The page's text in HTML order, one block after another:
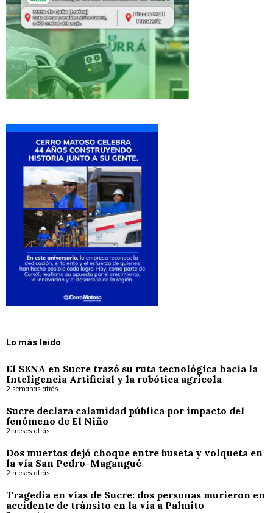
Lo más leído
El SENA en Sucre trazó su ruta tecnológica hacia la
Inteligencia Artificial y la robótica agrícola
2 semanas atrás
Sucre declara calamidad pública por impacto del
fenómeno de El Niño
2 meses atrás
Dos muertos dejó choque entre buseta y volqueta en
la vía San Pedro-Magangué
2 meses atrás
Tragedia en vías de Sucre: dos personas murieron en
accidente de tránsito en la vía a Palmito